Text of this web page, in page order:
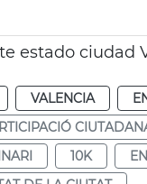
estado ciudad
VALENCIA
10K